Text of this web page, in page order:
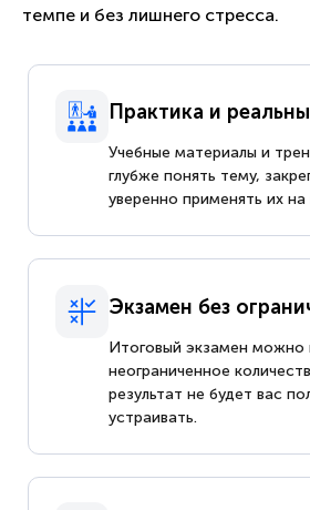
темпе и без лишнего стресса.
Практика и
Учебные материалы и
глубже понять тему,
уверенно применять их на
Экзамен без
Итоговый экзамен можно
неограниченное
результат не будет вас
устраивать.